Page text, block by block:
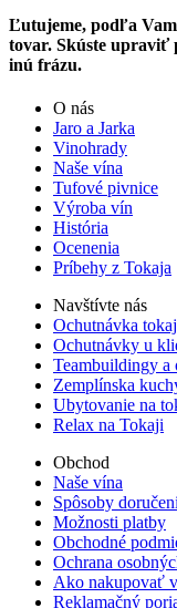
priniesli na slovenský
Furmint, Lipovina a
spracúvame
Ľutujeme, podľa
tovar. Skúste upraviť
inú frázu.
O nás
Jaro a Jarka
Vinohrady
Naše vína
Tufové pivnice
Výroba vín
História
Ocenenia
Príbehy z Tokaja
Navštívte nás
Ochutnávka
Ochutnávky u
Teambuildingy a
Zemplínska
Ubytovanie na
Relax na Tokaji
Obchod
Naše vína
Spôsoby
Možnosti platby
Obchodné
Ochrana
Ako nakupovať
Reklamačný